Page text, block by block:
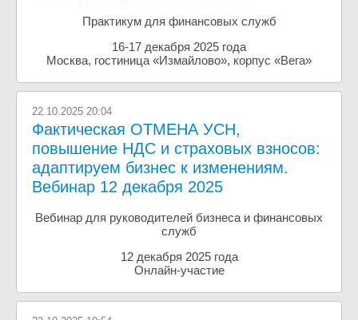
Практикум для финансовых служб
16-17 декабря 2025 года
Москва, гостиница «Измайлово», корпус «Вега»
22.10.2025 20:04
Фактическая ОТМЕНА УСН,
повышение НДС и страховых взносов:
адаптируем бизнес к изменениям.
Вебинар 12 декабря 2025
Вебинар для руководителей бизнеса и финансовых
служб
12 декабря 2025 года
Онлайн-участие